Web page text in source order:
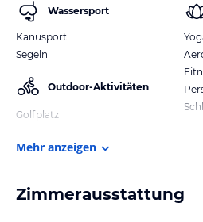
Wassersport
Kanusport
Segeln
Outdoor-Aktivitäten
Golfplatz
Mehr anzeigen
Zimmerausstattung